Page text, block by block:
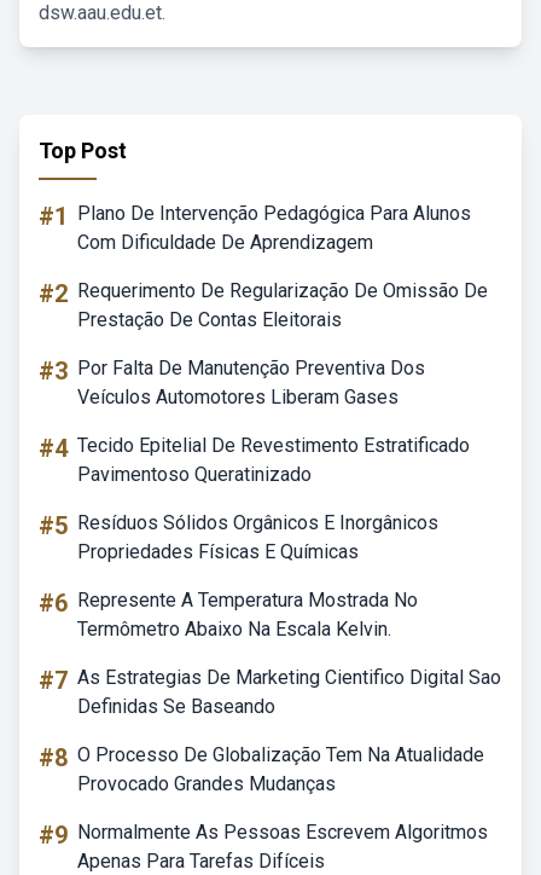
dsw.aau.edu.et.
Top Post
#1
Plano De Intervenção Pedagógica Para Alunos
Com Dificuldade De Aprendizagem
#2 Requerimento De Regularização De Omissão De
Prestação De Contas Eleitorais
#3 Por Falta De Manutenção Preventiva Dos
Veículos Automotores Liberam Gases
#4 Tecido Epitelial De Revestimento Estratificado
Pavimentoso Queratinizado
#5 Resíduos Sólidos Orgânicos E Inorgânicos
Propriedades Físicas E Químicas
#6 Represente A Temperatura Mostrada No
Termômetro Abaixo Na Escala Kelvin.
#7 As Estrategias De Marketing Cientifico Digital Sao
Definidas Se Baseando
#8 O Processo De Globalização Tem Na Atualidade
Provocado Grandes Mudanças
#9 Normalmente As Pessoas Escrevem Algoritmos
Apenas Para Tarefas Difíceis